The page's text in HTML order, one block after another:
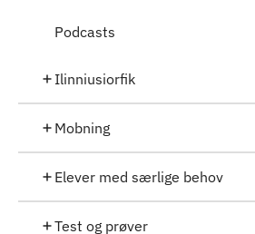
Podcasts
Ilinniusiorfik
Mobning
Elever med særlige behov
Test og prøver